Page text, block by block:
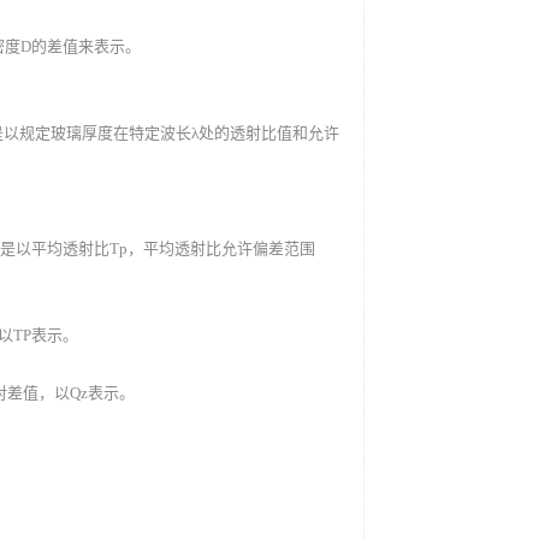
D的差值来表示。
规定玻璃厚度在特定波长λ处的透射比值和允许
以平均透射比Tp，平均透射比允许偏差范围
表示。
值，以Qz表示。